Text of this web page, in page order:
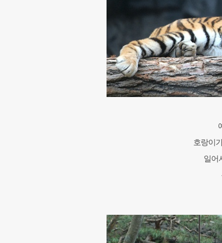
호랑이
일어